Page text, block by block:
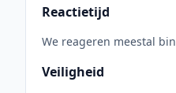
Reactietijd
We reageren meestal
Veiligheid